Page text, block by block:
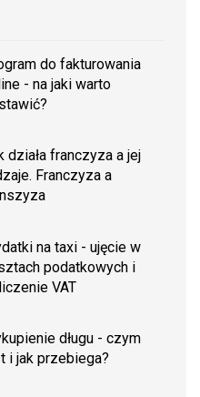
do fakturowania
- na jaki warto
działa franczyza a jej
Franczyza a
na taxi - ujęcie w
podatkowych i
VAT
długu - czym
i jak przebiega?